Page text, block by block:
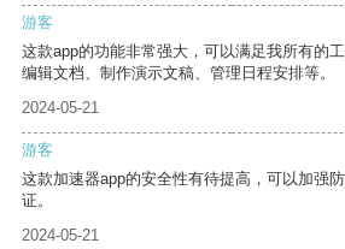
游客
这款app的功能非常强大，可以满足我所有的
编辑文档、制作演示文稿、管理日程安排等。
2024-05-21
游客
这款加速器app的安全性有待提高，可以加强
证。
2024-05-21